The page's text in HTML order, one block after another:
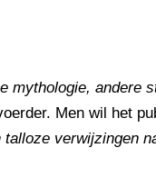
mythologie, andere
Men wil het
verwijzingen